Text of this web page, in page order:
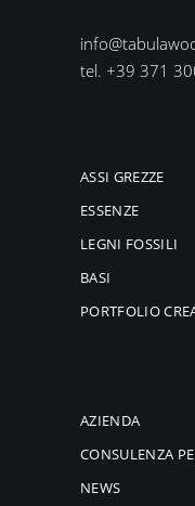
tel. +39 371
ASSI GREZZE
ESSENZE
LEGNI FOSSILI
BASI
PORTFOLIO
AZIENDA
CONSULENZA
NEWS